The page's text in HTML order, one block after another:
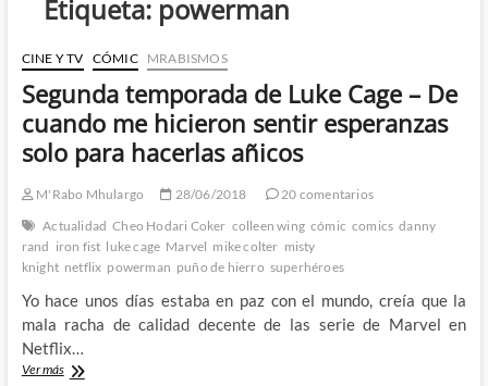
Etiqueta: powerman
CINE Y TV CÓMIC MRABISMOS
Segunda temporada de Luke Cage – De
cuando me hicieron sentir esperanzas
solo para hacerlas añicos
M'Rabo Mhulargo 28/06/2018
20 comentarios
Actualidad Cheo Hodari Coker colleen wing cómic comics danny
rand iron fist luke cage Marvel mike colter misty
knight netflix powerman puño de hierro superhéroes
Yo hace unos días estaba en paz con el mundo, creía que la
mala racha de calidad decente de las serie de Marvel en
Netflix…
Ver másSegunda